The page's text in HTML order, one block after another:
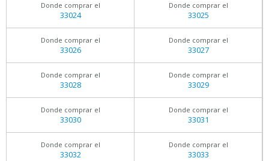
Donde comprar el
33024
Donde comprar el
33025
Donde comprar el
33026
Donde comprar el
33027
Donde comprar el
33028
Donde comprar el
33029
Donde comprar el
33030
Donde comprar el
33031
Donde comprar el
33032
Donde comprar el
33033